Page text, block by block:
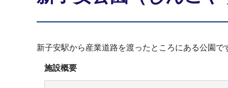
新子安駅から産業道路を渡ったところにある公園で
施設概要